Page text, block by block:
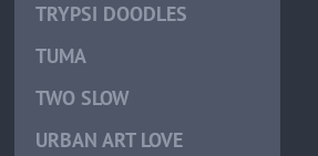
TRYPSI DOODLES
TUMA
TWO SLOW
URBAN ART LOVE